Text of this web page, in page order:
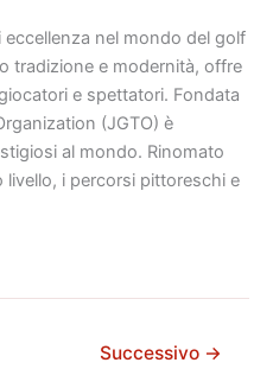
nel mondo del golf
tradizione e modernità, offre
e spettatori. Fondata
(JGTO) è
al mondo. Rinomato
livello, i percorsi pittoreschi e
Successivo →